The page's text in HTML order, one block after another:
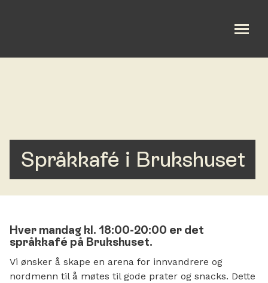
Kalender
Gi en gave
Utleie
Språkkafé i Brukshuset
Hver mandag kl. 18:00-20:00 er det
språkkafé på Brukshuset.
Vi ønsker å skape en arena for innvandrere og
nordmenn til å møtes til gode prater og snacks. Dette